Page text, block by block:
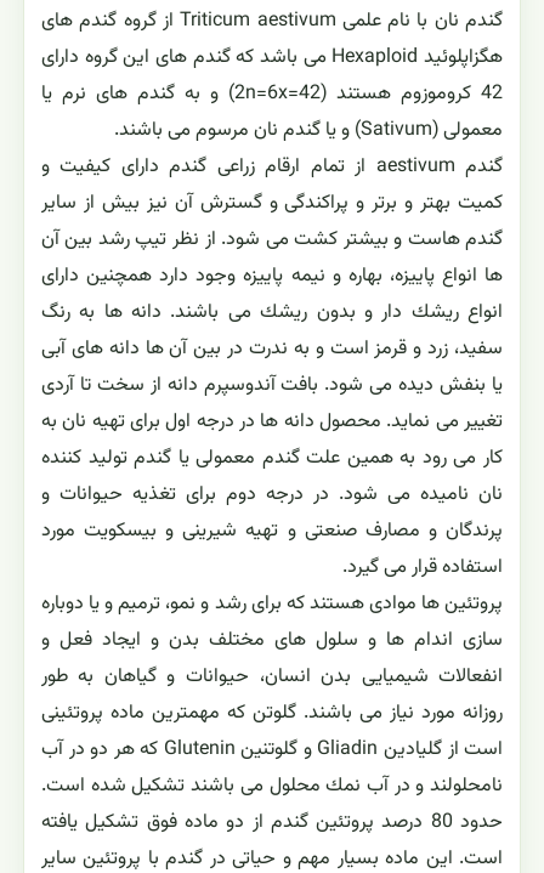
گندم نان با نام علمی Triticum aestivum از گروه گندم های
هگزاپلوئيد Hexaploid می باشد كه گندم های اين گروه دارای
42 كروموزوم هستند (2n=6x=42) و به گندم های نرم يا
معمولی (Sativum) و يا گندم نان مرسوم می باشند.
گندم aestivum از تمام ارقام زراعی گندم دارای كيفيت و
كميت بهتر و برتر و پراكندگی و گسترش آن نيز بيش از ساير
گندم هاست و بيشتر كشت می شود. از نظر تيپ رشد بين آن
ها انواع پاييزه، بهاره و نيمه پاييزه وجود دارد همچنين دارای
انواع ريشك دار و بدون ريشك می باشند. دانه ها به رنگ
سفيد، زرد و قرمز است و به ندرت در بين آن ها دانه های آبی
يا بنفش ديده می شود. بافت آندوسپرم دانه از سخت تا آردی
تغيير می نمايد. محصول دانه ها در درجه اول برای تهيه نان به
كار می رود به همين علت گندم معمولی يا گندم توليد كننده
نان ناميده می شود. در درجه دوم برای تغذيه حيوانات و
پرندگان و مصارف صنعتی و تهيه شيرينی و بيسكويت مورد
استفاده قرار می گيرد.
پروتئين ها موادی هستند كه برای رشد و نمو، ترميم و يا دوباره
سازی اندام ها و سلول های مختلف بدن و ايجاد فعل و
انفعالات شيميايی بدن انسان، حيوانات و گياهان به طور
روزانه مورد نياز می باشند. گلوتن كه مهمترين ماده پروتئينی
است از گليادين Gliadin و گلوتنين Glutenin كه هر دو در آب
نامحلولند و در آب نمك محلول می باشند تشكيل شده است.
حدود 80 درصد پروتئين گندم از دو ماده فوق تشكيل يافته
است. اين ماده بسيار مهم و حياتی در گندم با پروتئين ساير